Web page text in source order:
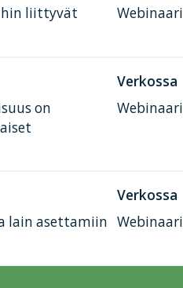
liittyvät
Webinaari
on
Verkossa
Webinaari
lain asettamiin
Verkossa
Webinaari